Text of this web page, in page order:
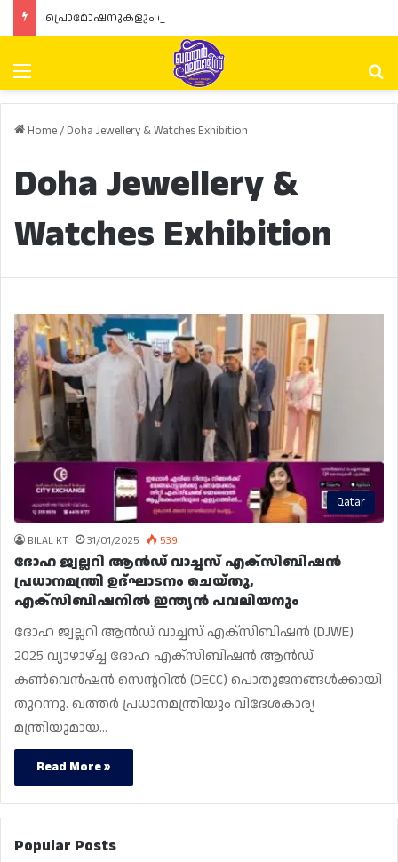
Menu
Home/ Doha Jewellery & Watches Exhibition
Doha Jewellery &
Watches Exhibition
Qatar
BILAL KT 31/01/2025 539
ദോഹ ജ്വല്ലറി ആൻഡ് വാച്ചസ് എക്‌സിബിഷൻ
പ്രധാനമന്ത്രി ഉദ്ഘാടനം ചെയ്‌തു,
എക്‌സിബിഷനിൽ ഇന്ത്യൻ പവലിയനും
ദോഹ ജ്വല്ലറി ആൻഡ് വാച്ചസ് എക്‌സിബിഷൻ (DJWE)
2025 വ്യാഴാഴ്ച്ച ദോഹ എക്‌സിബിഷൻ ആൻഡ്
കൺവെൻഷൻ സെൻ്ററിൽ (DECC) പൊതുജനങ്ങൾക്കായി
തുറന്നു. ഖത്തർ പ്രധാനമന്ത്രിയും വിദേശകാര്യ
മന്ത്രിയുമായ…
Read More »
Popular Posts